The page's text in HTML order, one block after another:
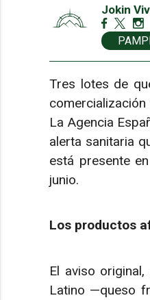
Jokin
Tres lotes de
La Agencia
alerta sanitaria
está presente
junio.
Los productos
El aviso
Latino —queso